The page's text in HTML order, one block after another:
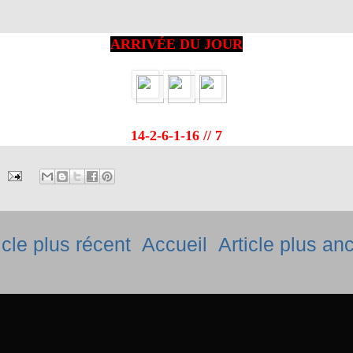
ARRIVÉE DU JOUR
14-2-6-1-16 // 7
plus récent Article plus
Accueil